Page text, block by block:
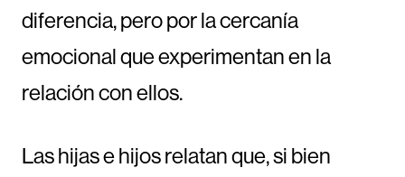
diferencia, pero por la cercanía
emocional que experimentan en la
relación con ellos.
Las hijas e hijos relatan que, si bien